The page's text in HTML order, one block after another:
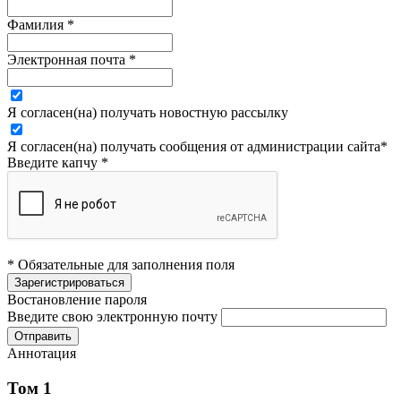
Фамилия *
Электронная почта *
Я согласен(на) получать новостную рассылку
Я согласен(на) получать сообщения от администрации сайта*
Введите капчу *
* Обязательные для заполнения поля
Востановление пароля
Введите свою электронную почту
Аннотация
Том 1